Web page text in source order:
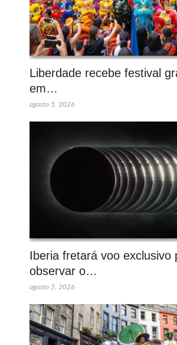
Liberdade recebe festival
em…
agosto 5, 2026
Iberia fretará voo exclusivo
observar o…
agosto 5, 2026